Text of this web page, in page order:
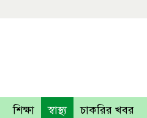
শিক্ষা স্বাস্থ্য চাকরির খবর